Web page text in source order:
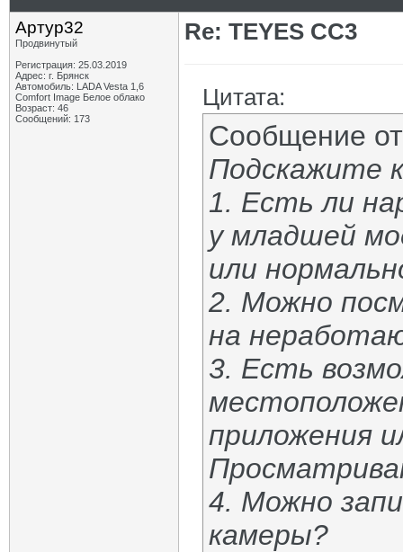
Артур32
Продвинутый
Регистрация: 25.03.2019
Адрес: г. Брянск
Автомобиль: LADA Vesta 1,6
Comfort Image Белое облако
Возраст: 46
Сообщений: 173
Re: TEYES CC3
Цитата:
Сообщение
Подскажите
1. Есть ли
у младшей
или
2. Можно
на
3. Есть
приложения
4. Можно
камеры?